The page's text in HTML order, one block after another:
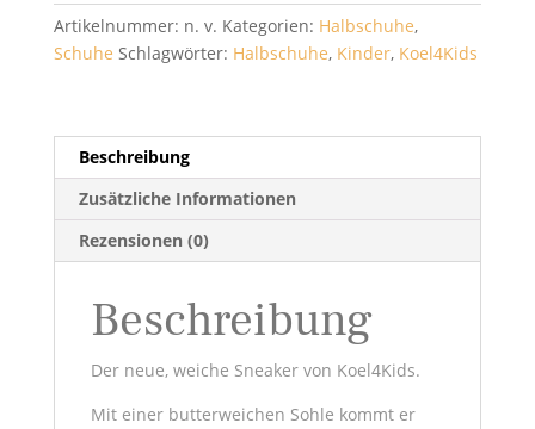
Koel4Kids
Menge
Artikelnummer: n. v. Kategorien: Halbschuhe,
Schuhe Schlagwörter: Halbschuhe, Kinder, Koel4Kids
Beschreibung
Zusätzliche Informationen
Rezensionen (0)
Beschreibung
Der neue, weiche Sneaker von Koel4Kids.
Mit einer butterweichen Sohle kommt er